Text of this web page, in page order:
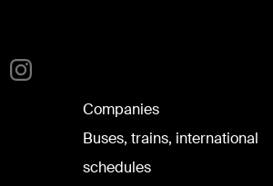
Companies
Buses, trains, international
schedules